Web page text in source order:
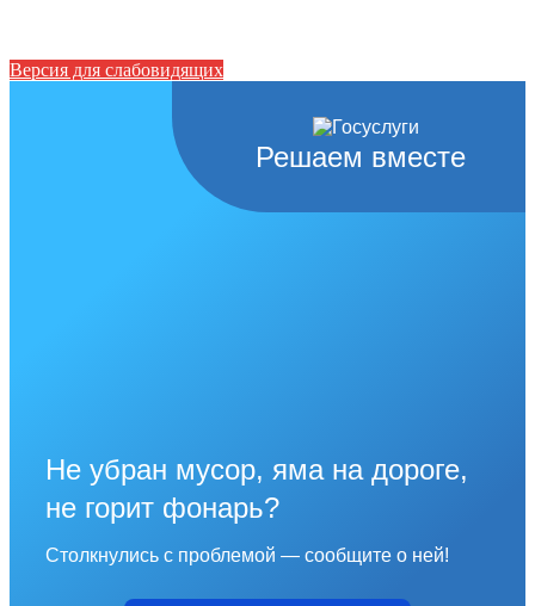
Версия для слабовидящих
Решаем вместе
Не убран мусор, яма на дороге,
не горит фонарь?
Столкнулись с проблемой — сообщите о ней!